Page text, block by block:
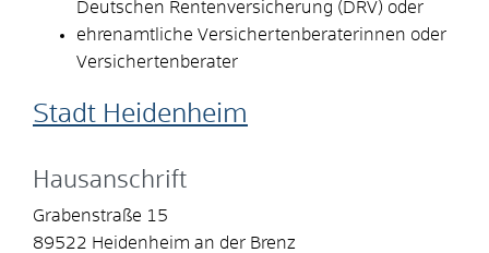
Deutschen Rentenversicherung (DRV) oder
ehrenamtliche Versichertenberaterinnen oder
Versichertenberater
Stadt Heidenheim
Hausanschrift
Grabenstraße 15
89522 Heidenheim an der Brenz